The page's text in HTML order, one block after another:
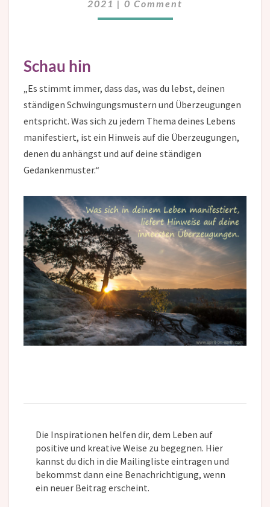
2021 | 0 Comment
Schau hin
„Es stimmt immer, dass das, was du lebst, deinen
ständigen Schwingungsmustern und Überzeugungen
entspricht. Was sich zu jedem Thema deines Lebens
manifestiert, ist ein Hinweis auf die Überzeugungen,
denen du anhängst und auf deine ständigen
Gedankenmuster.“
Die Inspirationen helfen dir, dem Leben auf
positive und kreative Weise zu begegnen. Hier
kannst du dich in die Mailingliste eintragen und
bekommst dann eine Benachrichtigung, wenn
ein neuer Beitrag erscheint.